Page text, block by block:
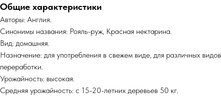
Общие характеристики
Авторы: Англия.
Синонимы названия: Рояль-руж, Красная нектарина.
Вид: домашняя.
Назначение: для употребления в свежем виде, для различных видов
переработки.
Урожайность: высокая.
Средняя урожайность: с 15-20-летних деревьев 50 кг.